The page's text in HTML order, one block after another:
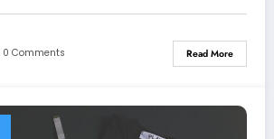
0 Comments Read More